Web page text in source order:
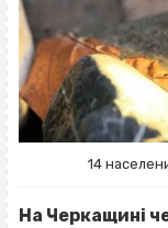
14
На Черкащині